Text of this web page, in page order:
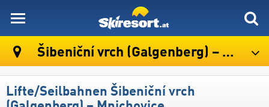
Šibeniční vrch (Galgenberg) – Mnichovice
Lifte/Seilbahnen Šibeniční vrch